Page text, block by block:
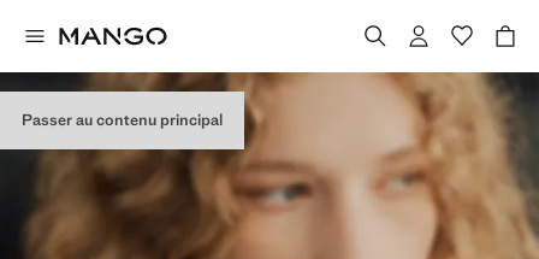
Passer au contenu principal